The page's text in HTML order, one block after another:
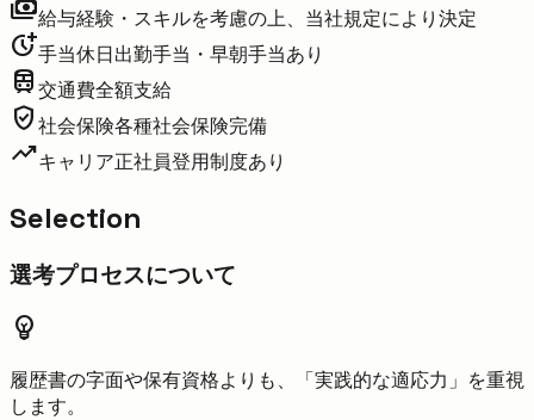
payments給与経験・スキルを考慮の上、当社規定により決定
more_time手当休日出勤手当・早朝手当あり
train交通費全額支給
verified_user社会保険各種社会保険完備
trending_upキャリア正社員登用制度あり
Selection
選考プロセスについて
emoji_objects
履歴書の字面や保有資格よりも、 「実践的な適応力」 を重視
します。